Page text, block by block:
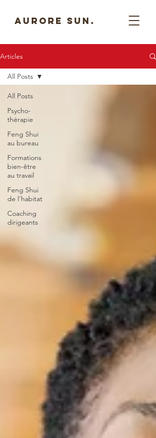
AURORE SUN.
Articles
All Posts
Psycho-
thérapie
Feng Shui
au bureau
Formations
bien-être
au travail
Feng Shui
de l'habitat
Coaching
dirigeants
All Posts